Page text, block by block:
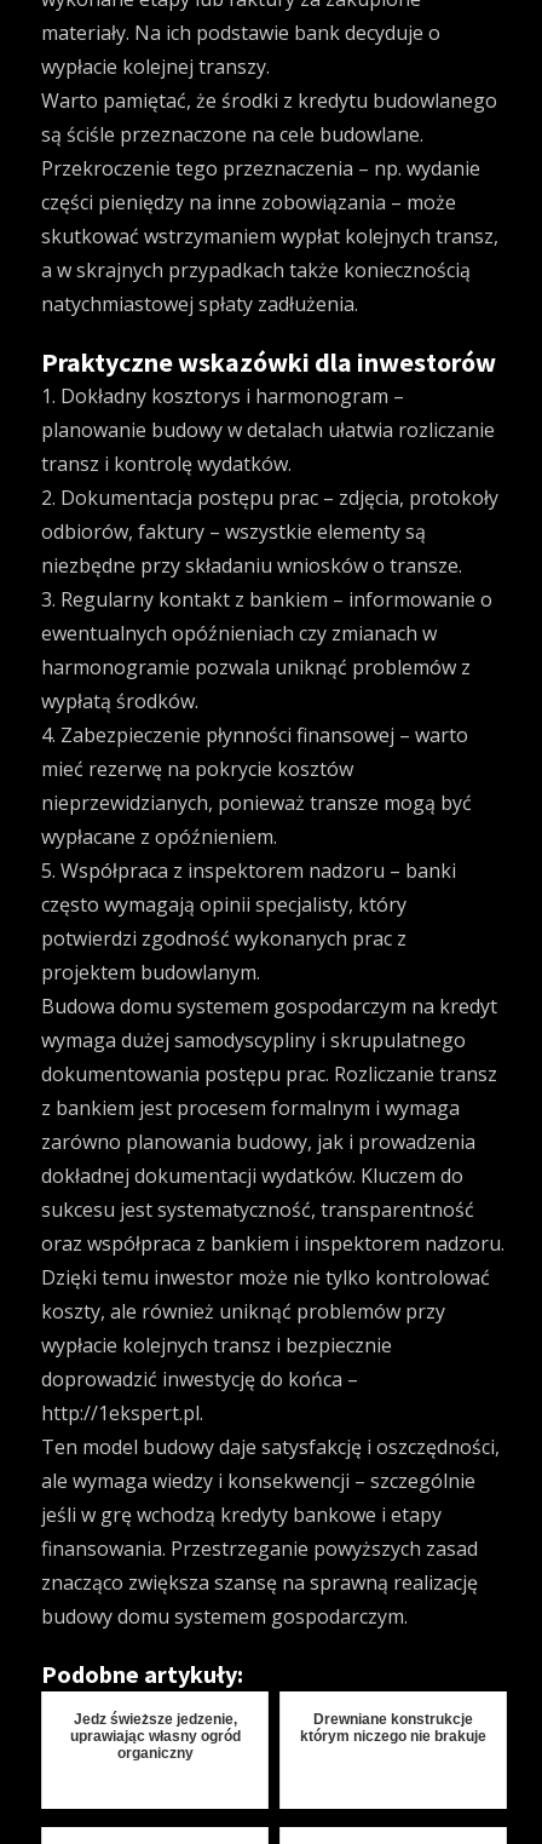
materiały. Na ich podstawie bank decyduje o
wypłacie kolejnej transzy.
Warto pamiętać, że środki z kredytu budowlanego
są ściśle przeznaczone na cele budowlane.
Przekroczenie tego przeznaczenia – np. wydanie
części pieniędzy na inne zobowiązania – może
skutkować wstrzymaniem wypłat kolejnych transz,
a w skrajnych przypadkach także koniecznością
natychmiastowej spłaty zadłużenia.
Praktyczne wskazówki dla inwestorów
1. Dokładny kosztorys i harmonogram –
planowanie budowy w detalach ułatwia rozliczanie
transz i kontrolę wydatków.
2. Dokumentacja postępu prac – zdjęcia, protokoły
odbiorów, faktury – wszystkie elementy są
niezbędne przy składaniu wniosków o transze.
3. Regularny kontakt z bankiem – informowanie o
ewentualnych opóźnieniach czy zmianach w
harmonogramie pozwala uniknąć problemów z
wypłatą środków.
4. Zabezpieczenie płynności finansowej – warto
mieć rezerwę na pokrycie kosztów
nieprzewidzianych, ponieważ transze mogą być
wypłacane z opóźnieniem.
5. Współpraca z inspektorem nadzoru – banki
często wymagają opinii specjalisty, który
potwierdzi zgodność wykonanych prac z
projektem budowlanym.
Budowa domu systemem gospodarczym na kredyt
wymaga dużej samodyscypliny i skrupulatnego
dokumentowania postępu prac. Rozliczanie transz
z bankiem jest procesem formalnym i wymaga
zarówno planowania budowy, jak i prowadzenia
dokładnej dokumentacji wydatków. Kluczem do
sukcesu jest systematyczność, transparentność
oraz współpraca z bankiem i inspektorem nadzoru.
Dzięki temu inwestor może nie tylko kontrolować
koszty, ale również uniknąć problemów przy
wypłacie kolejnych transz i bezpiecznie
doprowadzić inwestycję do końca –
http://1ekspert.pl.
Ten model budowy daje satysfakcję i oszczędności,
ale wymaga wiedzy i konsekwencji – szczególnie
jeśli w grę wchodzą kredyty bankowe i etapy
finansowania. Przestrzeganie powyższych zasad
znacząco zwiększa szansę na sprawną realizację
budowy domu systemem gospodarczym.
Podobne artykuły:
Jedz świeższe jedzenie,
uprawiając własny ogród
organiczny
Drewniane konstrukcje
którym niczego nie brakuje